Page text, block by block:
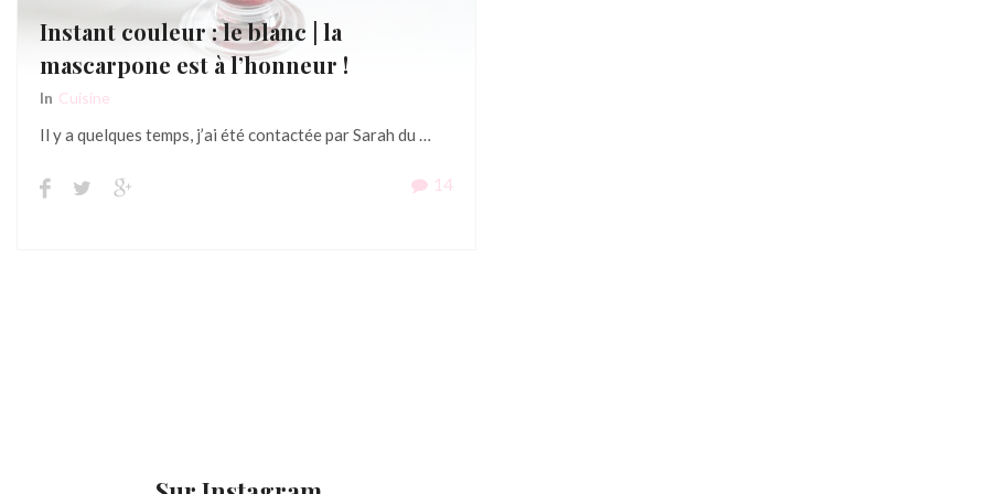
Instant couleur : le blanc | la
mascarpone est à l’honneur !
In Cuisine
Il y a quelques temps, j’ai été contactée par Sarah du …
14